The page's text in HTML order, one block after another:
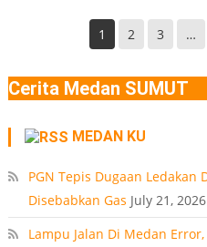
Ledakan
Rumah
Medan
1 2 3 …
Cerita Medan SUMUT
MEDAN KU
PGN Tepis Dugaan Ledakan
Disebabkan Gas July 21, 2026
Lampu Jalan Di Medan